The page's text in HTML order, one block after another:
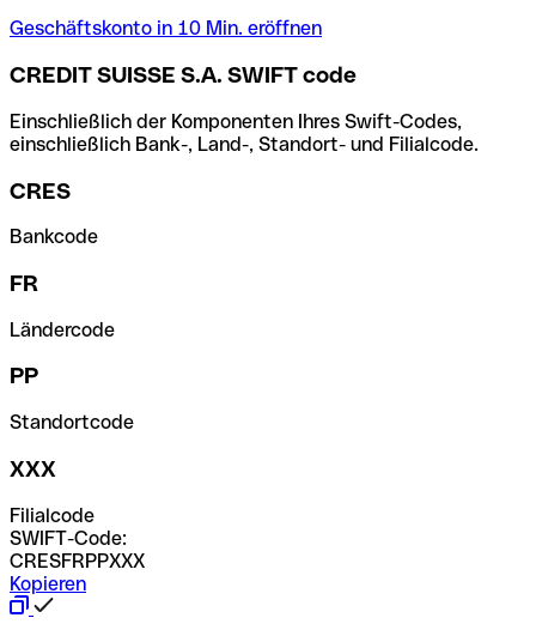
Geschäftskonto in 10 Min. eröffnen
CREDIT SUISSE S.A. SWIFT code
Einschließlich der Komponenten Ihres Swift-Codes,
einschließlich Bank-, Land-, Standort- und Filialcode.
CRES
Bankcode
FR
Ländercode
PP
Standortcode
XXX
Filialcode
SWIFT-Code:
CRESFRPPXXX
Kopieren